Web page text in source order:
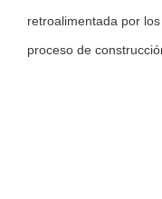
retroalimentada por
proceso de